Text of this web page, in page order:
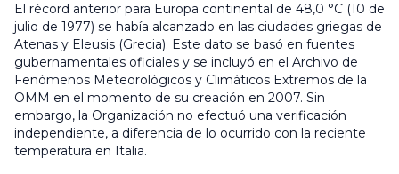
El récord anterior para Europa continental de 48,0 °C (10 de
julio de 1977) se había alcanzado en las ciudades griegas de
Atenas y Eleusis (Grecia). Este dato se basó en fuentes
gubernamentales oficiales y se incluyó en el Archivo de
Fenómenos Meteorológicos y Climáticos Extremos de la
OMM en el momento de su creación en 2007. Sin
embargo, la Organización no efectuó una verificación
independiente, a diferencia de lo ocurrido con la reciente
temperatura en Italia.